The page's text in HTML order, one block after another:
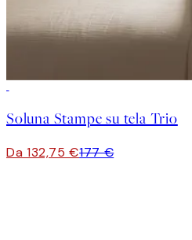
Soluna Stampe su tela Trio
Da 132,75 €177 €